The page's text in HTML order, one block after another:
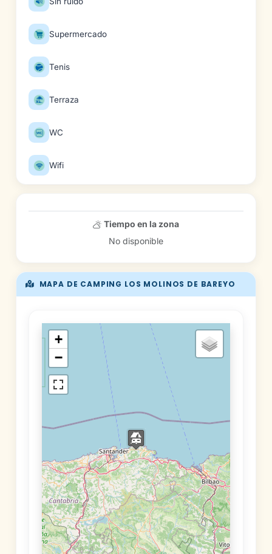
Supermercado
Tenis
Terraza
WC
Wifi
MAPA DE CAMPING LOS MOLINOS DE BAREYO
+
−
Tiempo en la zona
No disponible